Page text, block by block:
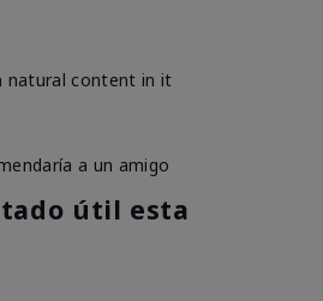
natural content in it
a un amigo
útil esta